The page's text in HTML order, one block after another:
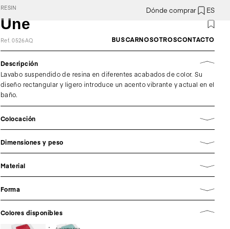
Dónde comprar ES
BUSCARNOSOTROSCONTACTO
RESIN
Une
Ref. 0526AQ
Descripción
Lavabo suspendido de resina en diferentes acabados de color. Su
diseño rectangular y ligero introduce un acento vibrante y actual en el
baño.
Colocación
Dimensiones y peso
Material
Forma
Colores disponibles